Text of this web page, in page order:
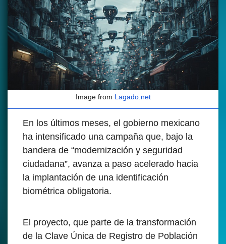
Image from Lagado.net
En los últimos meses, el gobierno mexicano
ha intensificado una campaña que, bajo la
bandera de “modernización y seguridad
ciudadana”, avanza a paso acelerado hacia
la implantación de una identificación
biométrica obligatoria.
El proyecto, que parte de la transformación
de la Clave Única de Registro de Población